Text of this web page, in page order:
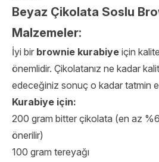
Beyaz Çikolata Soslu
Malzemeler:
İyi bir brownie kurabiye için
önemlidir. Çikolatanız ne kadar
edeceğiniz sonuç o kadar tatmin
Kurabiye için:
200 gram bitter çikolata (en az
önerilir)
100 gram tereyağı